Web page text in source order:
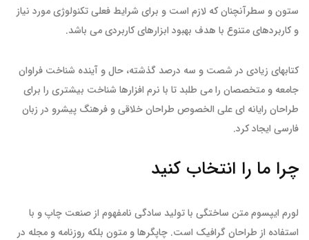
ستون و سطرآنچنان که لازم است و برای شرایط فعلی تکنولوژی مورد نیاز
و کاربردهای متنوع با هدف بهبود ابزارهای کاربردی می باشد.
کتابهای زیادی در شصت و سه درصد گذشته، حال و آینده شناخت فراوان
جامعه و متخصصان را می طلبد تا با نرم افزارها شناخت بیشتری را برای
طراحان رایانه ای علی الخصوص طراحان خلاقی و فرهنگ پیشرو در زبان
فارسی ایجاد کرد.
چرا ما را انتخاب کنید
لورم ایپسوم متن ساختگی با تولید سادگی نامفهوم از صنعت چاپ و با
استفاده از طراحان گرافیک است. چاپگرها و متون بلکه روزنامه و مجله در